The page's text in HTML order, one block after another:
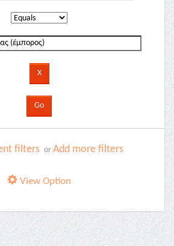
filters or Add more filters
View Option